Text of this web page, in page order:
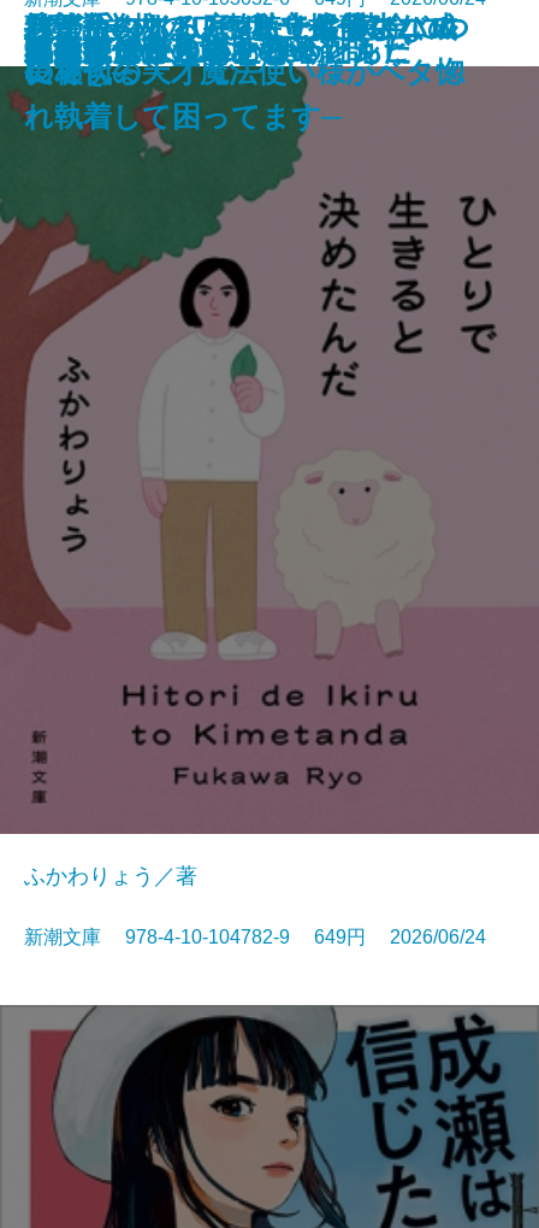
ともぐい
リリアン
脇役探偵は見逃さない
隣人
絞首台のある庭─私立探偵マニ
ー・ムーン─
聖女が、壺
龍の隠し子 幽世の薬剤師
プレゼント
あなたはここにいなくとも
きろくのほん
ひとりで生きると決めたんだ
ふかわりょう／著
新潮文庫 978-4-10-104782-9 649円 2026/06/24
成瀬は信じた道をいく
君が手にするはずだった黄金につ
いて
熟達論─人はいつまでも学び、成
長できる─
星を織る
ロボットが泣いた夜
血道
バイ・タイム─整時士佐藤スバル
の哀切─
─魔法学校のワケあり劣等生なの
に稀代の天才魔法使い様がベタ惚
れ執着して困ってます─
小公女たちのしあわせレシピ